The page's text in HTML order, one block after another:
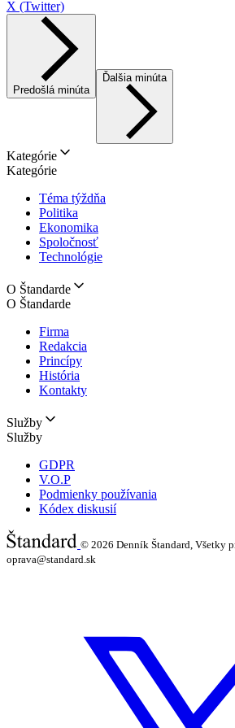
X (Twitter)
Predošlá minúta
Ďalšia minúta
Kategórie
Kategórie
Téma týždňa
Politika
Ekonomika
Spoločnosť
Technológie
O Štandarde
O Štandarde
Firma
Redakcia
Princípy
História
Kontakty
Služby
Služby
GDPR
V.O.P
Podmienky používania
Kódex diskusií
© 2026 Denník Štandard, Všetky
oprava@standard.sk